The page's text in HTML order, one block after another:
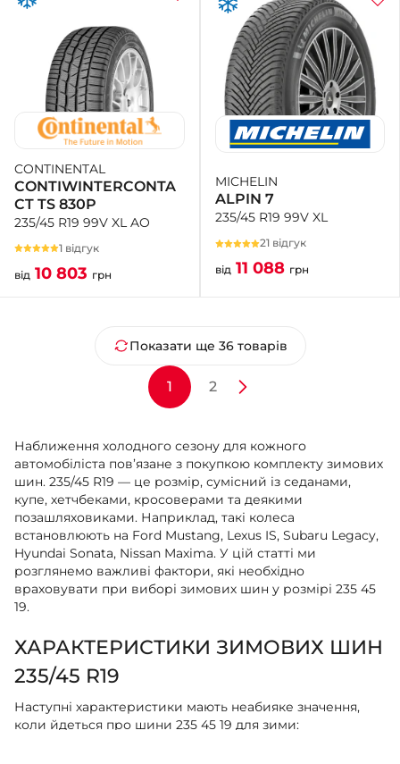
CONTINENTAL
CONTIWINTERCONTA
CT TS 830P
235/45 R19 99V XL AO
1 відгук
від 10 803 грн
MICHELIN
ALPIN 7
235/45 R19 99V XL
21 відгук
від 11 088 грн
Показати ще 36 товарів
1 2
Наближення холодного сезону для кожного
автомобіліста пов’язане з покупкою комплекту зимових
шин. 235/45 R19 — це розмір, сумісний із седанами,
купе, хетчбеками, кросоверами та деякими
позашляховиками. Наприклад, такі колеса
встановлюють на Ford Mustang, Lexus IS, Subaru Legacy,
Hyundai Sonata, Nissan Maxima. У цій статті ми
розглянемо важливі фактори, які необхідно
враховувати при виборі зимових шин у розмірі 235 45
19.
ХАРАКТЕРИСТИКИ ЗИМОВИХ ШИН
235/45 R19
Наступні характеристики мають неабияке значення,
коли йдеться про шини 235 45 19 для зими: